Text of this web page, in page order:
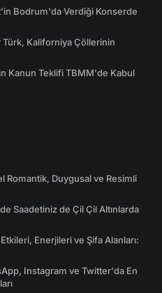
Bodrum'da Verdiği Konserde
Türk, Kaliforniya Çöllerinin
Kanun Teklifi TBMM'de Kabul
Romantik, Duygusal ve Resimli
Saadetiniz de Çil Çil Altınlarda
Enerjileri ve Şifa Alanları:
Instagram ve Twitter'da En